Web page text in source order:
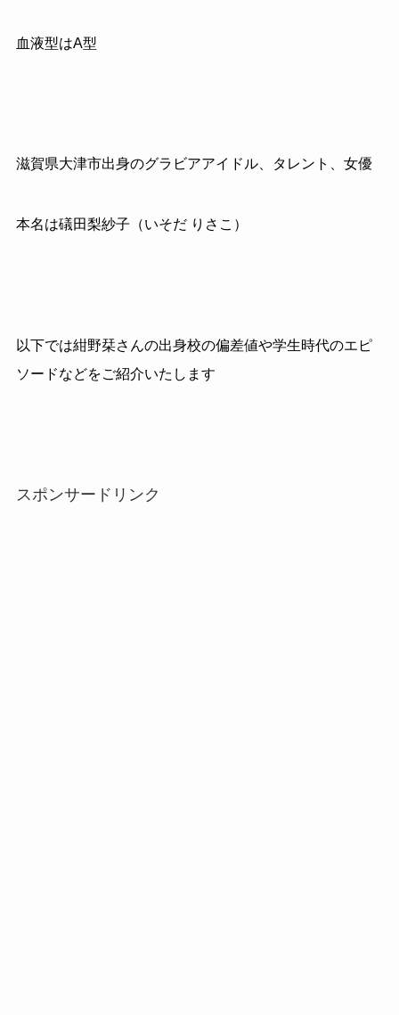
血液型はA型
滋賀県大津市出身のグラビアアイドル、タレント、女優
本名は礒田梨紗子（いそだ りさこ）
以下では紺野栞さんの出身校の偏差値や学生時代のエピ
ソードなどをご紹介いたします
スポンサードリンク